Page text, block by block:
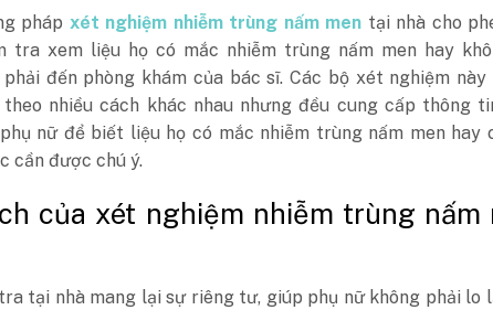
pháp xét nghiệm nhiễm trùng nấm men tại nhà cho
tra xem liệu họ có mắc nhiễm trùng nấm men hay
phải đến phòng khám của bác sĩ. Các bộ xét nghiệm
theo nhiều cách khác nhau nhưng đều cung cấp thông
nữ để biết liệu họ có mắc nhiễm trùng nấm men hay
cần được chú ý.
của xét nghiệm nhiễm trùng nấm
tại nhà mang lại sự riêng tư, giúp phụ nữ không phải lo